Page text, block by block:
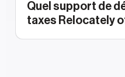
Quel support de
taxes Relocately